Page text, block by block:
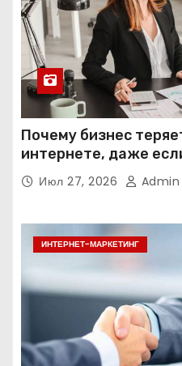
Почему бизнес
интернете, даже
Июл 27, 2026 Admin
ИНТЕРНЕТ-МАРКЕТИНГ